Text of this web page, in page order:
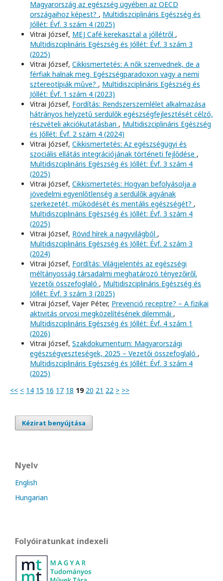
Magyarország az egészség ügyében az OECD
országaihoz képest? , Multidiszciplináris Egészség és
Jóllét: Évf. 3 szám 4 (2025)
Vitrai József, MEJ Café kerekasztal a jóllétről ,
Multidiszciplináris Egészség és Jóllét: Évf. 3 szám 3
(2025)
Vitrai József, Cikkismertetés: A nők szenvednek, de a
férfiak halnak meg. Egészségparadoxon vagy a nemi
sztereotípiák műve? , Multidiszciplináris Egészség és
Jóllét: Évf. 1 szám 4 (2023)
Vitrai József, Fordítás: Rendszerszemlélet alkalmazása
hátrányos helyzetű serdülők egészségfejlesztését célzó,
részvételi akciókutatásban , Multidiszciplináris Egészség
és Jóllét: Évf. 2 szám 4 (2024)
Vitrai József, Cikkismertetés: Az egészségügyi és
szociális ellátás integrációjának történeti fejlődése ,
Multidiszciplináris Egészség és Jóllét: Évf. 3 szám 4
(2025)
Vitrai József, Cikkismertetés: Hogyan befolyásolja a
jövedelmi egyenlőtlenség a serdülők agyának
szerkezetét, működését és mentális egészségét? ,
Multidiszciplináris Egészség és Jóllét: Évf. 3 szám 4
(2025)
Vitrai József, Rövid hírek a nagyvilágból ,
Multidiszciplináris Egészség és Jóllét: Évf. 2 szám 3
(2024)
Vitrai József, Fordítás: Világjelentés az egészségi
méltányosság társadalmi meghatározó tényezőiről.
Vezetői összefoglaló , Multidiszciplináris Egészség és
Jóllét: Évf. 3 szám 3 (2025)
Vitrai József, Vajer Péter, Prevenció receptre? – A fizikai
aktivitás orvosi megközelítésének dilemmái ,
Multidiszciplináris Egészség és Jóllét: Évf. 4 szám 1
(2026)
Vitrai József, Szakdokumentum: Magyarországi
egészségveszteségek, 2025 – Vezetői összefoglaló ,
Multidiszciplináris Egészség és Jóllét: Évf. 3 szám 4
(2025)
<< < 14 15 16 17 18 19 20 21 22 > >>
Kézirat benyújtása
Nyelv
English
Hungarian
Folyóiratunkat indexeli